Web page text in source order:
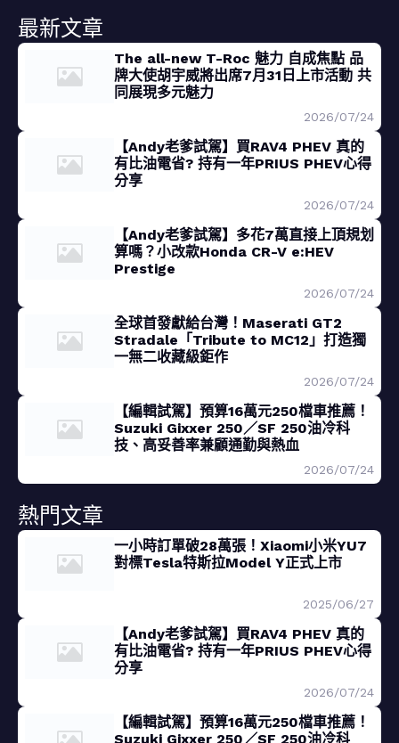
最新文章
The all-new T-Roc 魅力 自成焦點 品
牌大使胡宇威將出席7月31日上市活動 共
同展現多元魅力
2026/07/24
【Andy老爹試駕】買RAV4 PHEV 真的
有比油電省? 持有一年PRIUS PHEV心得
分享
2026/07/24
【Andy老爹試駕】多花7萬直接上頂規划
算嗎？小改款Honda CR-V e:HEV
Prestige
2026/07/24
全球首發獻給台灣！Maserati GT2
Stradale「Tribute to MC12」打造獨
一無二收藏級鉅作
2026/07/24
【編輯試駕】預算16萬元250檔車推薦！
Suzuki Gixxer 250／SF 250油冷科
技、高妥善率兼顧通勤與熱血
2026/07/24
熱門文章
一小時訂單破28萬張！Xiaomi小米YU7
對標Tesla特斯拉Model Y正式上市
2025/06/27
【Andy老爹試駕】買RAV4 PHEV 真的
有比油電省? 持有一年PRIUS PHEV心得
分享
2026/07/24
【編輯試駕】預算16萬元250檔車推薦！
Suzuki Gixxer 250／SF 250油冷科